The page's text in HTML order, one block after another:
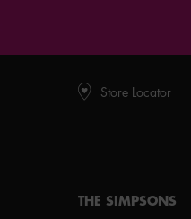
Store Locator
THE SIMPSONS